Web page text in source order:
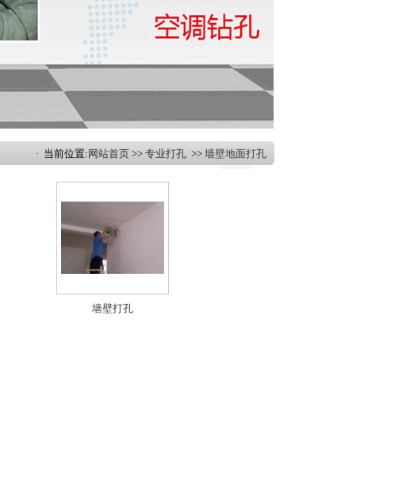
· 当前位置: 网站首页 >> 专业打孔 >> 墙壁地面打孔
墙壁打孔